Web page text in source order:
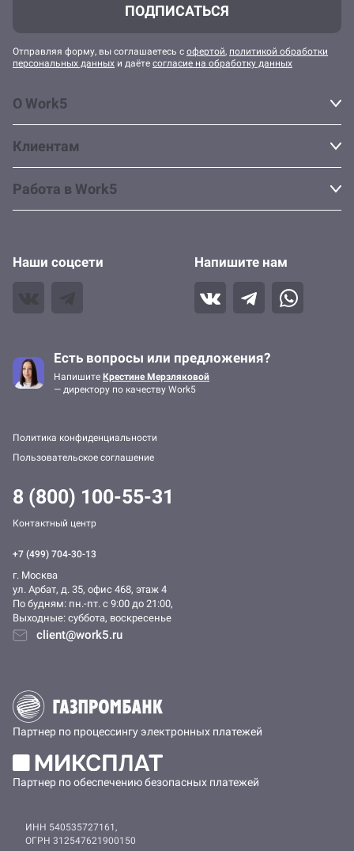
О Work5
Клиентам
Работа в Work5
Наши соцсети Напишите нам
Есть вопросы или предложения?
Напишите Крестине Мерзляковой
— директору по качеству Work5
Политика конфиденциальности
Пользовательское соглашение
ПОДПИСАТЬСЯ
Отправляя форму, вы соглашаетесь с офертой, политикой обработки
персональных данных и даёте согласие на обработку данных
Партнер по процессингу электронных платежей
Партнер по обеспечению безопасных платежей
ИНН 540535727161,
ОГРН 312547621900150
8 (800) 100-55-31
Контактный центр
+7 (499) 704-30-13
г. Москва
ул. Арбат, д. 35, офис 468, этаж 4
По будням: пн.-пт. c 9:00 до 21:00,
Выходные: суббота, воскресенье
client@work5.ru